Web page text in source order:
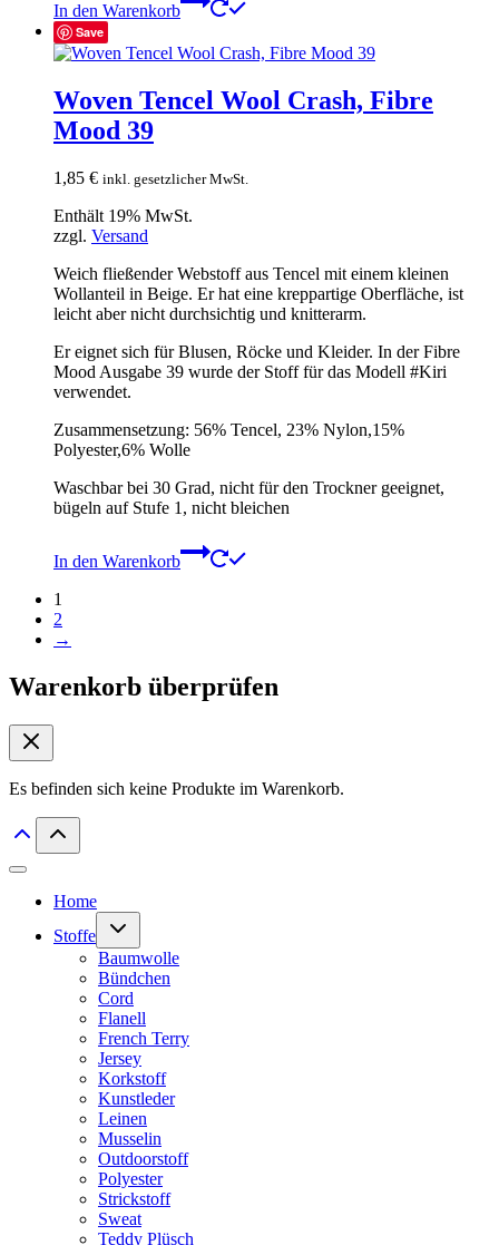
In den Warenkorb
Save
Woven Tencel Wool Crash, Fibre
Mood 39
1,85 € inkl. gesetzlicher MwSt.
Enthält 19% MwSt.
zzgl. Versand
Weich fließender Webstoff aus Tencel mit einem kleinen
Wollanteil in Beige. Er hat eine kreppartige Oberfläche, ist
leicht aber nicht durchsichtig und knitterarm.
Er eignet sich für Blusen, Röcke und Kleider. In der Fibre
Mood Ausgabe 39 wurde der Stoff für das Modell #Kiri
verwendet.
Zusammensetzung: 56% Tencel, 23% Nylon,15%
Polyester,6% Wolle
Waschbar bei 30 Grad, nicht für den Trockner geeignet,
bügeln auf Stufe 1, nicht bleichen
In den Warenkorb
1
2
→
Warenkorb überprüfen
Es befinden sich keine Produkte im Warenkorb.
Home
Stoffe
Untermenü
umschalten
Baumwolle
Bündchen
Cord
Flanell
French Terry
Jersey
Korkstoff
Kunstleder
Leinen
Musselin
Outdoorstoff
Polyester
Strickstoff
Sweat
Teddy Plüsch